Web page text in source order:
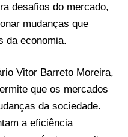
desafios do mercado,
mudanças que
da economia.
Vitor Barreto Moreira,
que os mercados
da sociedade.
a eficiência